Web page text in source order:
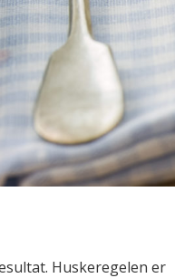
Huskeregelen er